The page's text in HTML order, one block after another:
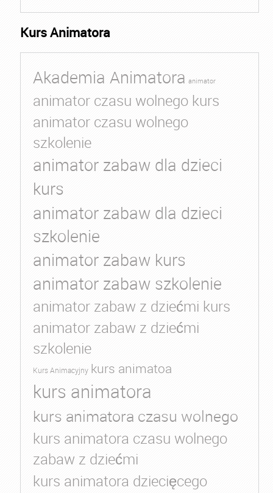
Kurs Animatora
Akademia Animatora animator
animator czasu wolnego kurs
animator czasu wolnego
szkolenie
animator zabaw dla dzieci
kurs
animator zabaw dla dzieci
szkolenie
animator zabaw kurs
animator zabaw szkolenie
animator zabaw z dziećmi kurs
animator zabaw z dziećmi
szkolenie
Kurs Animacyjny kurs animatoa
kurs animatora
kurs animatora czasu wolnego
kurs animatora czasu wolnego
zabaw z dziećmi
kurs animatora dziecięcego